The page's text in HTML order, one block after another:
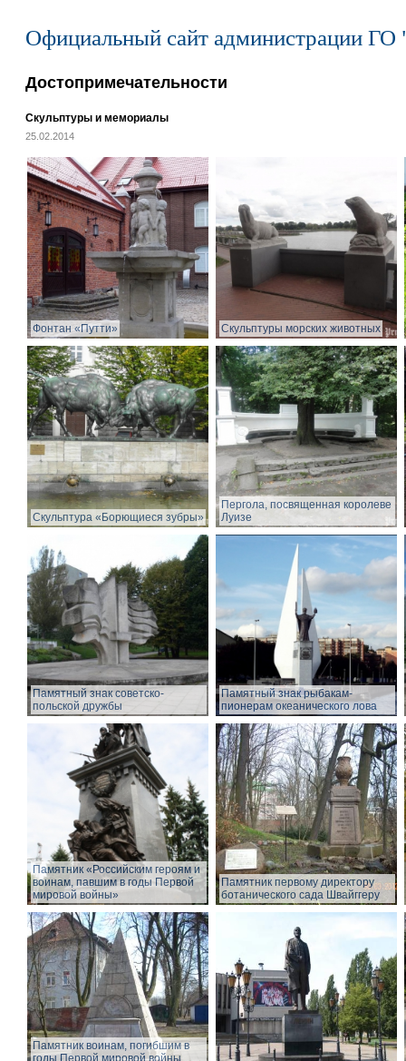
Официальный сайт администрации ГО
Достопримечательности
Скульптуры и мемориалы
25.02.2014
Фонтан «Путти» Скульптуры морских животных
Скульптура «Борющиеся зубры»
Пергола, посвященная королеве
Луизе
Памятный знак советско-
польской дружбы
Памятный знак рыбакам-
пионерам океанического лова
Памятник «Российским героям и
воинам, павшим в годы Первой
мировой войны»
Памятник первому директору
ботанического сада Швайггеру
Памятник воинам, погибшим в